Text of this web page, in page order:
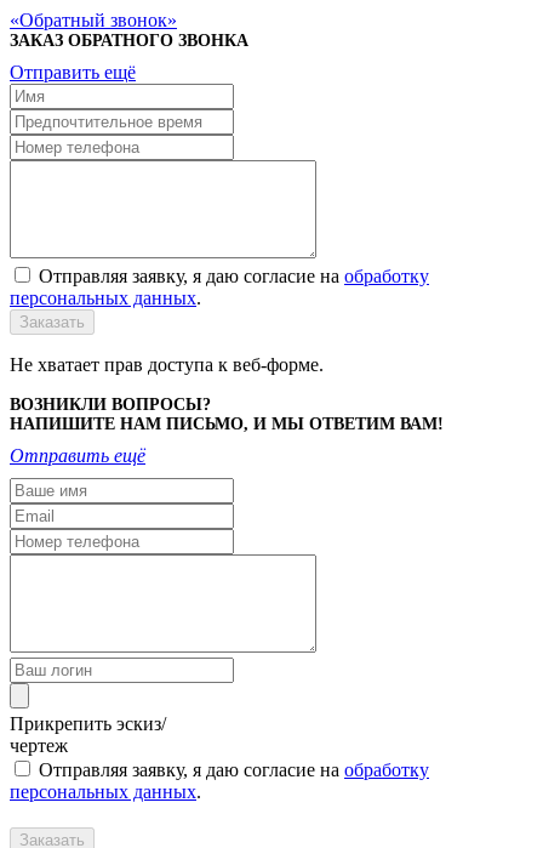
Обратный звонок
ЗАКАЗ ОБРАТНОГО ЗВОНКА
Отправить ещё
Отправляя заявку, я даю согласие на обработку
персональных данных.
Заказать
Не хватает прав доступа к веб-форме.
ВОЗНИКЛИ ВОПРОСЫ?
НАПИШИТЕ НАМ ПИСЬМО, И МЫ ОТВЕТИМ ВАМ!
Отправить ещё
Прикрепить эскиз/
чертеж
Отправляя заявку, я даю согласие на обработку
персональных данных.
Заказать